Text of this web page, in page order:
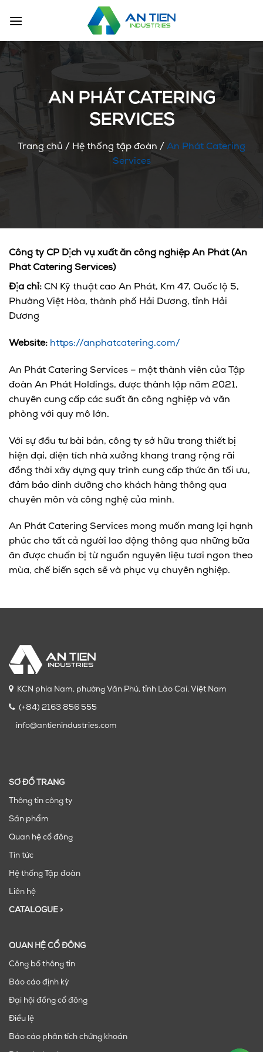
đến
dung
AN PHÁT CATERING
SERVICES
Trang chủ / Hệ thống tập đoàn / An Phát Catering
Services
Công ty CP Dịch vụ xuất ăn công nghiệp An Phát (An
Phát Catering Services)
Địa chỉ: CN Kỹ thuật cao An Phát, Km 47, Quốc lộ 5,
Phường Việt Hòa, thành phố Hải Dương, tỉnh Hải
Dương
Website: https://anphatcatering.com/
An Phát Catering Services – một thành viên của Tập
đoàn An Phát Holdings, được thành lập năm 2021,
chuyên cung cấp các suất ăn công nghiệp và văn
phòng với quy mô lớn.
Với sự đầu tư bài bản, công ty sở hữu trang thiết bị
hiện đại, diện tích nhà xưởng khang trang rộng rãi
đồng thời xây dựng quy trình cung cấp thức ăn tối ưu,
đảm bảo dinh dưỡng cho khách hàng thông qua
chuyên môn và công nghệ của mình.
An Phát Catering Services mong muốn mang lại hạnh
phúc cho tất cả người lao động thông qua những bữa
ăn được chuẩn bị từ nguồn nguyên liệu tươi ngon theo
mùa, chế biến sạch sẽ và phục vụ chuyên nghiệp.
KCN phía Nam, phường Văn Phú, tỉnh Lào Cai, Việt Nam
(+84) 2163 856 555
info@antienindustries.com
SƠ ĐỒ TRANG
Thông tin công ty
Sản phẩm
Quan hệ cổ đông
Tin tức
Hệ thống Tập đoàn
Liên hệ
CATALOGUE >
QUAN HỆ CỔ ĐÔNG
Công bố thông tin
Báo cáo định kỳ
Đại hội đồng cổ đông
Điều lệ
Báo cáo phân tích chứng khoán